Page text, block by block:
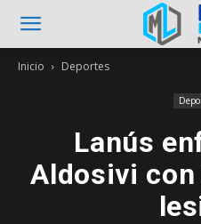
Inicio Deportes
Lanús
Aldosivi